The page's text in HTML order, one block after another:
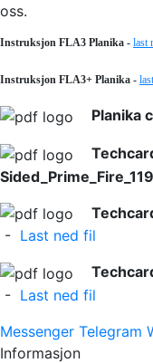
oss.
Instruksjon FLA3 Planika - last
Instruksjon FLA3+ Planika -
Planika
- Last ned fil
- Last ned fil
Messenger Telegram
Informasjon